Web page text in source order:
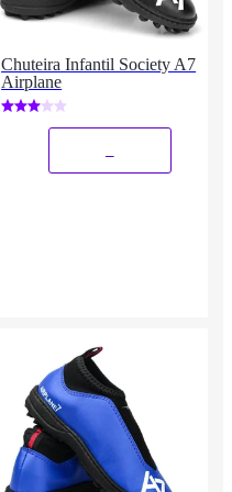
Chuteira Infantil Society A7
Airplane